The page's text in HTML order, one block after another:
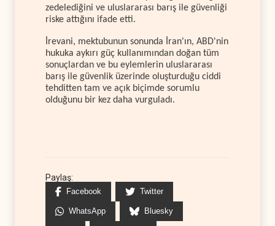
zedelediğini ve uluslararası barış ile güvenliği
riske attığını ifade etti.
İrevani, mektubunun sonunda İran'ın, ABD'nin
hukuka aykırı güç kullanımından doğan tüm
sonuçlardan ve bu eylemlerin uluslararası
barış ile güvenlik üzerinde oluşturduğu ciddi
tehditten tam ve açık biçimde sorumlu
olduğunu bir kez daha vurguladı.
Paylaş:
Facebook Twitter
WhatsApp Bluesky